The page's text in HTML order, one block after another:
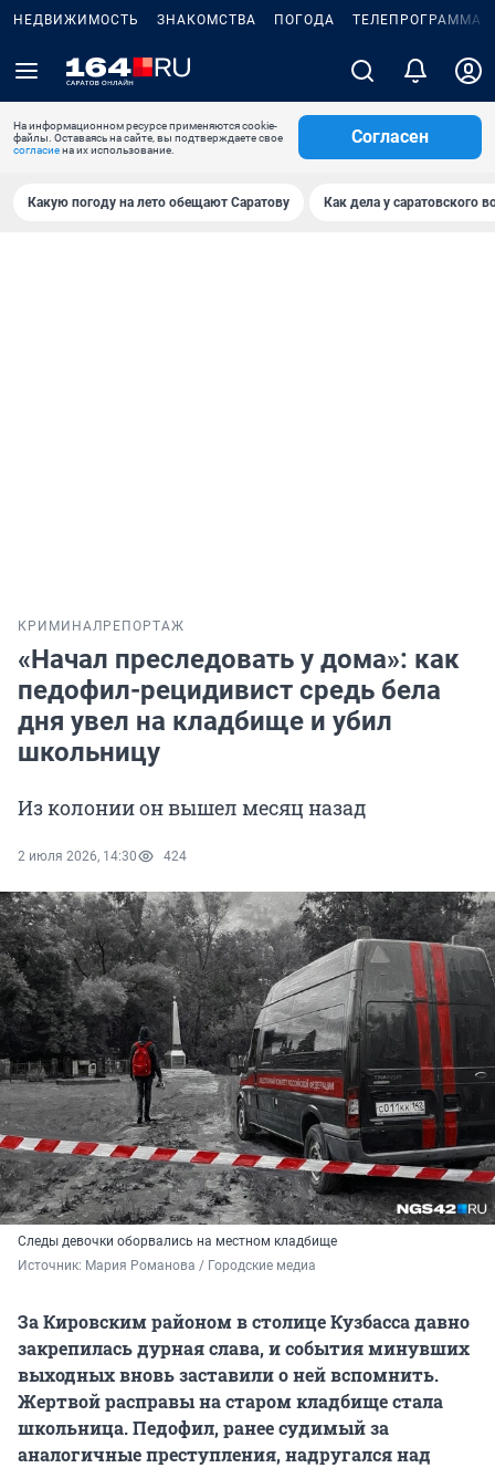
НЕДВИЖИМОСТЬ ЗНАКОМСТВА ПОГОДА ТЕЛЕПРОГРАММА
На информационном ресурсе применяются cookie-
файлы. Оставаясь на сайте, вы подтверждаете свое
согласиена их использование.
Согласен
Какую погоду на лето обещают Саратову Как дела у саратовского
КРИМИНАЛ РЕПОРТАЖ
«Начал преследовать у дома»: как
педофил-рецидивист средь бела
дня увел на кладбище и убил
школьницу
Из колонии он вышел месяц назад
2 июля 2026, 14:30 424
Следы девочки оборвались на местном кладбище
Источник: Мария Романова / Городские медиа
За Кировским районом в столице Кузбасса давно
закрепилась дурная слава, и события минувших
выходных вновь заставили о ней вспомнить.
Жертвой расправы на старом кладбище стала
школьница. Педофил, ранее судимый за
аналогичные преступления, надругался над